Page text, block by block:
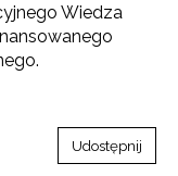
Wiedza
Udostępnij